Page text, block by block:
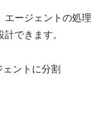
エージェントの処理
できます。
ントに分割